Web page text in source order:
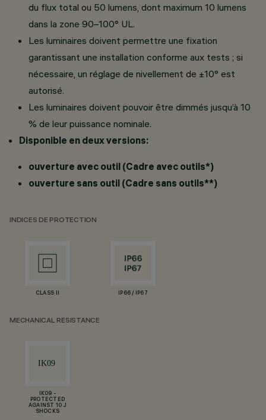
du flux total ou 50 lumens, dont maximum 10 lumens
dans la zone 90–100° UL.
Les luminaires doivent permettre une fixation
garantissant une installation conforme aux tests ; si
nécessaire, un réglage de nivellement de ±10° est
autorisé.
Les luminaires doivent pouvoir être dimmés jusqu’à 10
% de leur puissance nominale.
Disponible en deux versions:
ouverture avec outil (Cadre avec outils*)
ouverture sans outil (Cadre sans outils**)
INDICES DE PROTECTION
CLASS II IP66 / IP67
MECHANICAL RESISTANCE
IK09 -
PROTECTED
AGAINST 10 J
SHOCKS